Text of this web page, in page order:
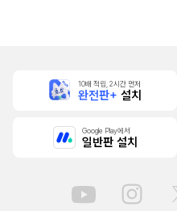
10배 적립, 2시간 먼저
완전판+ 설치
Google Play에서
일반판 설치